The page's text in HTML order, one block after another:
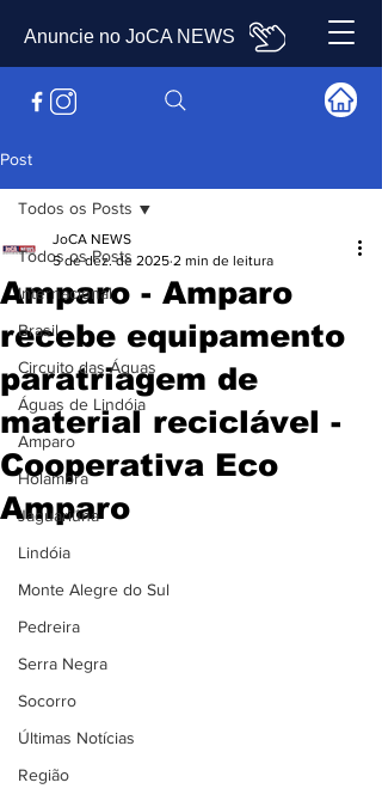
Anuncie no JoCA NEWS
Post
Todos os Posts
Internacional
Brasil
Circuito das Águas
Águas de Lindóia
Amparo
Holambra
Jaguariúna
Lindóia
Monte Alegre do Sul
Pedreira
Serra Negra
Socorro
Últimas Notícias
Região
Todos os Posts
Amparo - Amparo
recebe equipamento
paratriagem de
material reciclável -
Cooperativa Eco
Amparo
JoCA NEWS
5 de dez. de 2025 2 min de leitura